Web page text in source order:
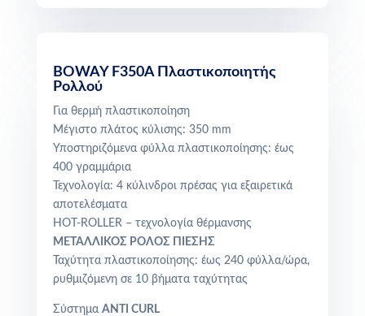
BOWAY F350A Πλαστικοποιητής
Ρολλού
Για θερμή πλαστικοποίηση
Μέγιστο πλάτος κύλισης: 350 mm
Υποστηριζόμενα φύλλα πλαστικοποίησης: έως
400 γραμμάρια
Τεχνολογία: 4 κύλινδροι πρέσας για εξαιρετικά
αποτελέσματα
HOT-ROLLER – τεχνολογία θέρμανσης
ΜΕΤΑΛΛΙΚΟΣ ΡΟΛΟΣ ΠΙΕΣΗΣ
Ταχύτητα πλαστικοποίησης: έως 240 φύλλα/ώρα,
ρυθμιζόμενη σε 10 βήματα ταχύτητας
Σύστημα ANTI CURL